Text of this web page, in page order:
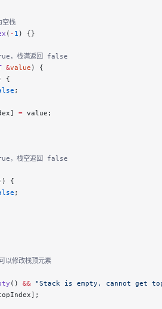
空栈
( - 1 ) {}
，栈满返回 false
&value ) {
{
;
= value;
，栈空返回 false
{
;
修改栈顶元素
() && "Stack is empty, cannot get